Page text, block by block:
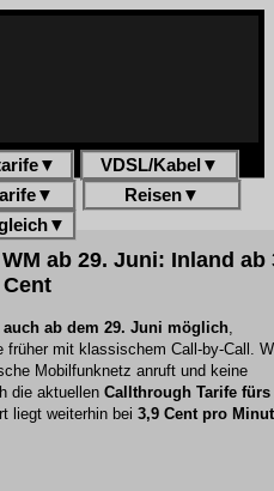
▼ VDSL/Kabel ▼
▼ Reisen▼
▼
ab 29. Juni: Inland ab
Cent
ab dem 29. Juni möglich,
früher mit klassischem Call-by-Call.
Mobilfunknetz anruft und keine
die aktuellen Callthrough Tarife fürs
liegt weiterhin bei 3,9 Cent pro